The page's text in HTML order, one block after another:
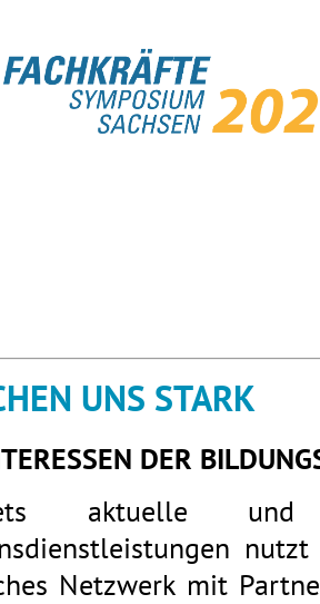
UNS STARK
DER
aktuelle und
Netzwerk mit